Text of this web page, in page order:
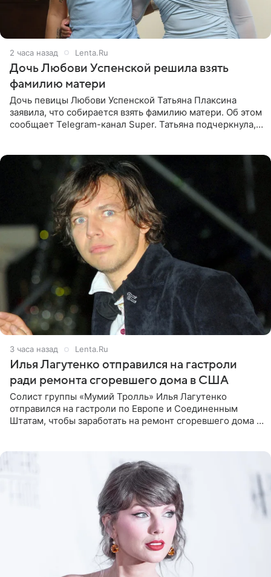
2 часа назад Lenta.Ru
Дочь Любови Успенской решила взять
фамилию матери
Дочь певицы Любови Успенской Татьяна Плаксина
заявила, что собирается взять фамилию матери. Об этом
сообщает Telegram-канал Super. Татьяна подчеркнула,
3 часа назад Lenta.Ru
Илья Лагутенко отправился на гастроли
ради ремонта сгоревшего дома в США
Солист группы «Мумий Тролль» Илья Лагутенко
отправился на гастроли по Европе и Соединенным
Штатам, чтобы заработать на ремонт сгоревшего дома в